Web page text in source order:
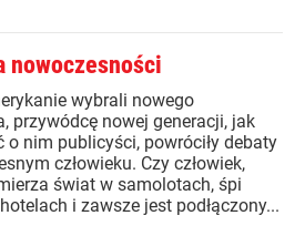
nowoczesności
wybrali nowego
przywódcę nowej generacji, jak
o nim publicyści, powróciły debaty
człowieku. Czy człowiek,
świat w samolotach, śpi
i zawsze jest podłączony...